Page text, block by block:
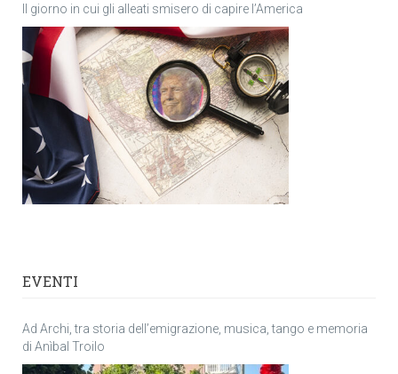
Il giorno in cui gli alleati smisero di capire l’America
EVENTI
Ad Archi, tra storia dell’emigrazione, musica, tango e memoria
di Anìbal Troilo